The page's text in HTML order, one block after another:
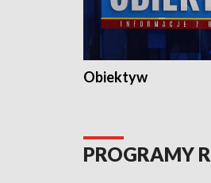
Obiektyw
PROGRAMY